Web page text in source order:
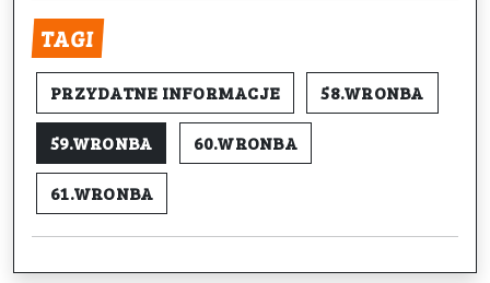
TAGI
PRZYDATNE INFORMACJE 58.WRONBA
59.WRONBA 60.WRONBA
61.WRONBA